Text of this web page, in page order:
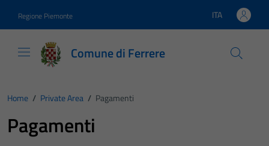
Regione Piemonte Lingua attiva:
ITA
Comune di Ferrere
Home / Private Area / Pagamenti
Pagamenti